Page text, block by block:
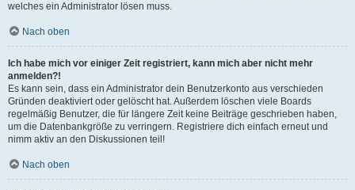
welches ein Administrator lösen muss.
Nach oben
Ich habe mich vor einiger Zeit registriert, kann mich aber nicht mehr
anmelden?!
Es kann sein, dass ein Administrator dein Benutzerkonto aus verschieden
Gründen deaktiviert oder gelöscht hat. Außerdem löschen viele Boards
regelmäßig Benutzer, die für längere Zeit keine Beiträge geschrieben haben,
um die Datenbankgröße zu verringern. Registriere dich einfach erneut und
nimm aktiv an den Diskussionen teil!
Nach oben